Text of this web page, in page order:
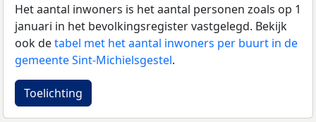
Het aantal inwoners is het aantal personen zoals op 1
januari in het bevolkingsregister vastgelegd. Bekijk
ook detabel met het aantal inwoners per buurt in de
gemeente Sint-Michielsgestel.
Toelichting